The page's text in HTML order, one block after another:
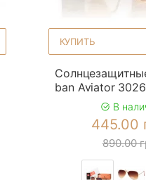
КУПИТЬ
ban Aviator
В
445.00
890.00